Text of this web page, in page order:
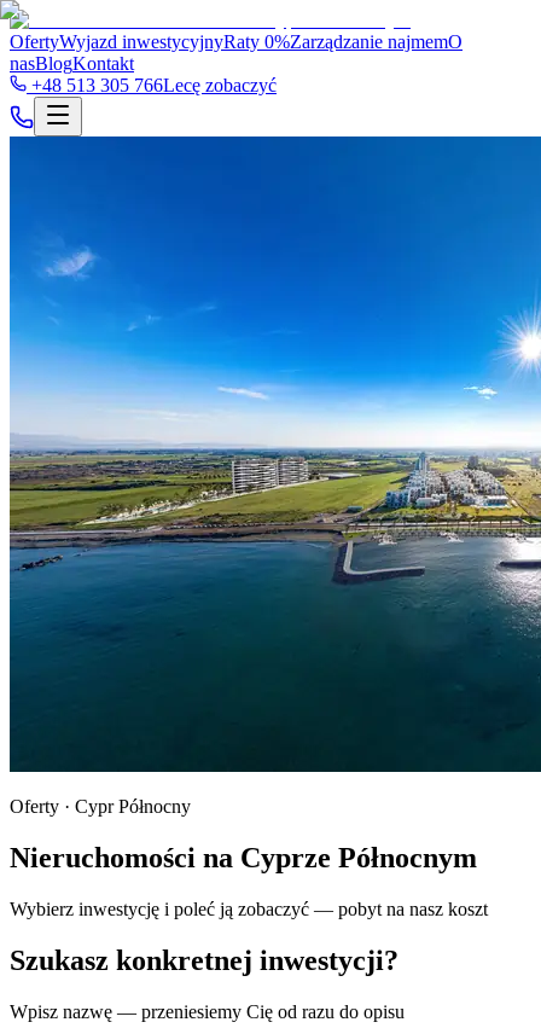
OfertyWyjazd inwestycyjnyRaty 0%Zarządzanie najmemO
nasBlogKontakt
+48 513 305 766Lecę zobaczyć
Oferty · Cypr Północny
Nieruchomości na Cyprze Północnym
Wybierz inwestycję i poleć ją zobaczyć — pobyt na nasz koszt
Szukasz konkretnej inwestycji?
Wpisz nazwę — przeniesiemy Cię od razu do opisu